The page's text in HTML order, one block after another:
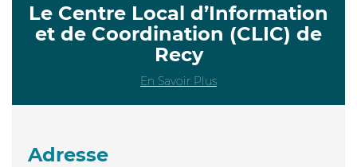
Le Centre Local d’Information
et de Coordination (CLIC) de
Recy
En Savoir Plus
Adresse